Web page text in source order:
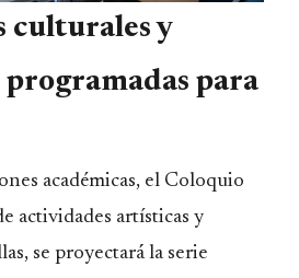
culturales y
programadas para
académicas, el Coloquio
actividades artísticas y
se proyectará la serie